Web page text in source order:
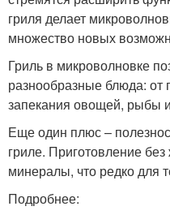
гриля делает
множество новых
Гриль в микроволновке
разнообразные блюда: от
запекания овощей, рыбы
Еще один плюс –
гриле. Приготовление
минералы, что редко для
Подробнее: